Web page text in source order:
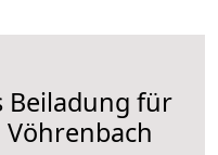
Beiladung für